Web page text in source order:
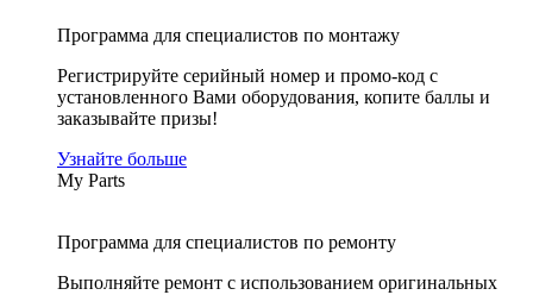
Программа для специалистов по монтажу
Регистрируйте серийный номер и промо-код с
установленного Вами оборудования, копите баллы и
заказывайте призы!
Узнайте больше
My Parts
Программа для специалистов по ремонту
Выполняйте ремонт с использованием оригинальных